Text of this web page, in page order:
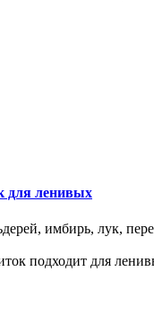
для ленивых
имбирь, лук,
подходит для